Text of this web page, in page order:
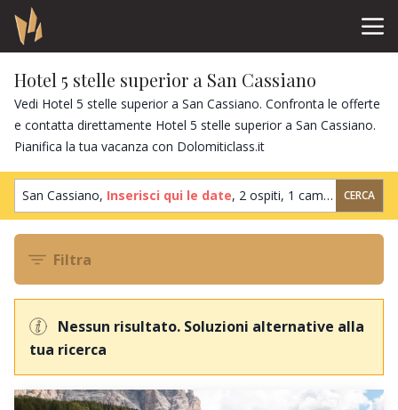
Hotel 5 stelle superior a San Cassiano
Vedi Hotel 5 stelle superior a San Cassiano. Confronta le offerte
e contatta direttamente Hotel 5 stelle superior a San Cassiano.
Pianifica la tua vacanza con Dolomiticlass.it
San Cassiano, Inserisci qui le date, 2 ospiti, 1 camera CERCA
Filtra
Nessun risultato. Soluzioni alternative alla
tua ricerca